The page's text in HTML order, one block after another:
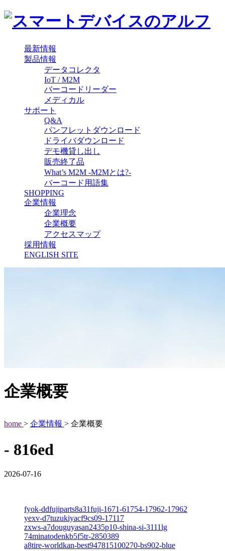
最新情報
製品情報
データコレクタ
IoT / M2M
バーコードリーダー
メディカル
サポート
Q&A
パンフレットダウンロード
ドライバダウンロード
デモ機貸し出し
販売終了品
What’s M2M -M2Mとは?-
バーコード用語集
SHOPPING
企業情報
企業理念
企業概要
アクセスマップ
採用情報
ENGLISH SITE
企業概要
home > 企業情報 > 企業概要
- 816ed
2026-07-16
fyok-ddfujiparts8a31fuji-1671-61754-17962-17962
yexv-d7tuzukiyacf9cs09-17117
zxws-a7douguyasan2435p10-shina-si-3111lg
74minatodenkb5f5tr-2850389
a8tire-worldkan-best947815100270-bs902-blue